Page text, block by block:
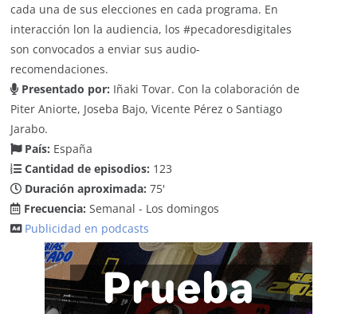
cada una de sus elecciones en cada programa. En
interacción lon la audiencia, los #pecadoresdigitales
son convocados a enviar sus audio-
recomendaciones.
Presentado por: Iñaki Tovar. Con la colaboración de
Piter Aniorte, Joseba Bajo, Vicente Pérez o Santiago
Jarabo.
País: España
Cantidad de episodios: 123
Duración aproximada: 75'
Frecuencia: Semanal - Los domingos
Publicidad en podcasts